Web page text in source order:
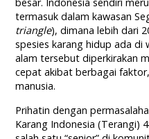
termasuk dalam kawasan
triangle), dimana lebih dari
spesies karang hidup ada di
alam tersebut diperkirakan
cepat akibat berbagai
manusia.
Prihatin dengan
Karang Indonesia (Terangi)